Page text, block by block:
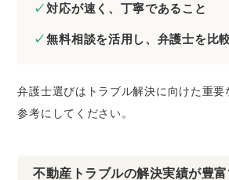
対応が速く、丁寧であること
無料相談を活用し、弁護士を比
弁護士選びはトラブル解決に向けた重要
参考にしてください。
不動産トラブルの解決実績が豊